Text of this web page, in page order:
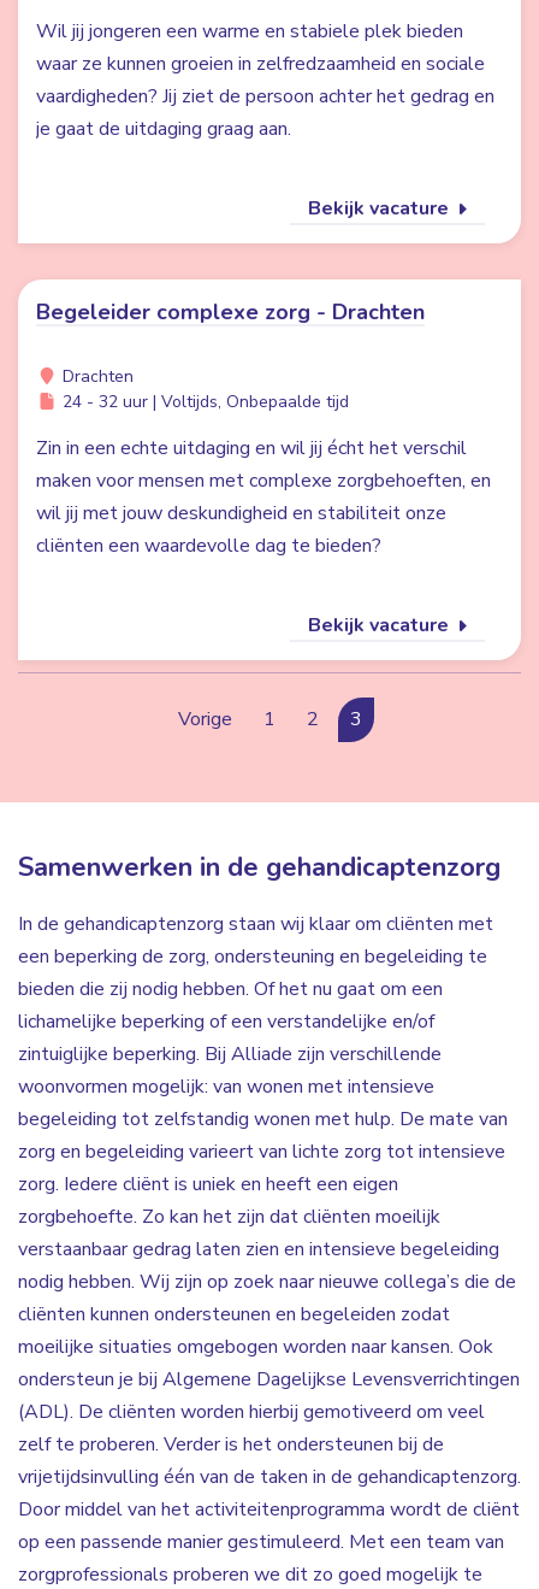
Wil jij jongeren een warme en stabiele plek bieden
waar ze kunnen groeien in zelfredzaamheid en sociale
vaardigheden? Jij ziet de persoon achter het gedrag en
je gaat de uitdaging graag aan.
Bekijk vacature
Begeleider complexe zorg - Drachten
Drachten
24 - 32 uur | Voltijds, Onbepaalde tijd
Zin in een echte uitdaging en wil jij écht het verschil
maken voor mensen met complexe zorgbehoeften, en
wil jij met jouw deskundigheid en stabiliteit onze
cliënten een waardevolle dag te bieden?
Bekijk vacature
Vorige 1 2 3
Samenwerken in de gehandicaptenzorg
In de gehandicaptenzorg staan wij klaar om cliënten met
een beperking de zorg, ondersteuning en begeleiding te
bieden die zij nodig hebben. Of het nu gaat om een
lichamelijke beperking of een verstandelijke en/of
zintuiglijke beperking. Bij Alliade zijn verschillende
woonvormen mogelijk: van wonen met intensieve
begeleiding tot zelfstandig wonen met hulp. De mate van
zorg en begeleiding varieert van lichte zorg tot intensieve
zorg. Iedere cliënt is uniek en heeft een eigen
zorgbehoefte. Zo kan het zijn dat cliënten moeilijk
verstaanbaar gedrag laten zien en intensieve begeleiding
nodig hebben. Wij zijn op zoek naar nieuwe collega’s die de
cliënten kunnen ondersteunen en begeleiden zodat
moeilijke situaties omgebogen worden naar kansen. Ook
ondersteun je bij Algemene Dagelijkse Levensverrichtingen
(ADL). De cliënten worden hierbij gemotiveerd om veel
zelf te proberen. Verder is het ondersteunen bij de
vrijetijdsinvulling één van de taken in de gehandicaptenzorg.
Door middel van het activiteitenprogramma wordt de cliënt
op een passende manier gestimuleerd. Met een team van
zorgprofessionals proberen we dit zo goed mogelijk te